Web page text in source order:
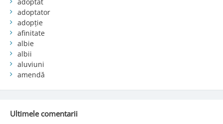
adoptator
adopție
afinitate
albie
albii
aluviuni
amendă
Ultimele comentarii